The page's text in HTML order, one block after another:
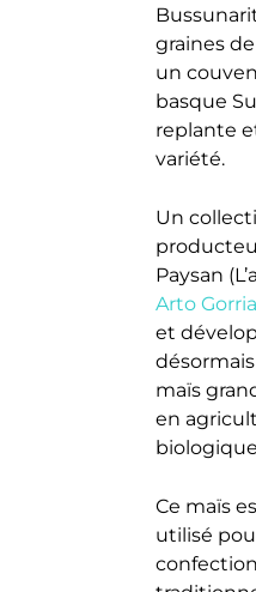
graines
un
basque
replante
variété.
Un
Paysan
Arto Gorria
et
maïs
en
Ce maïs
utilisé